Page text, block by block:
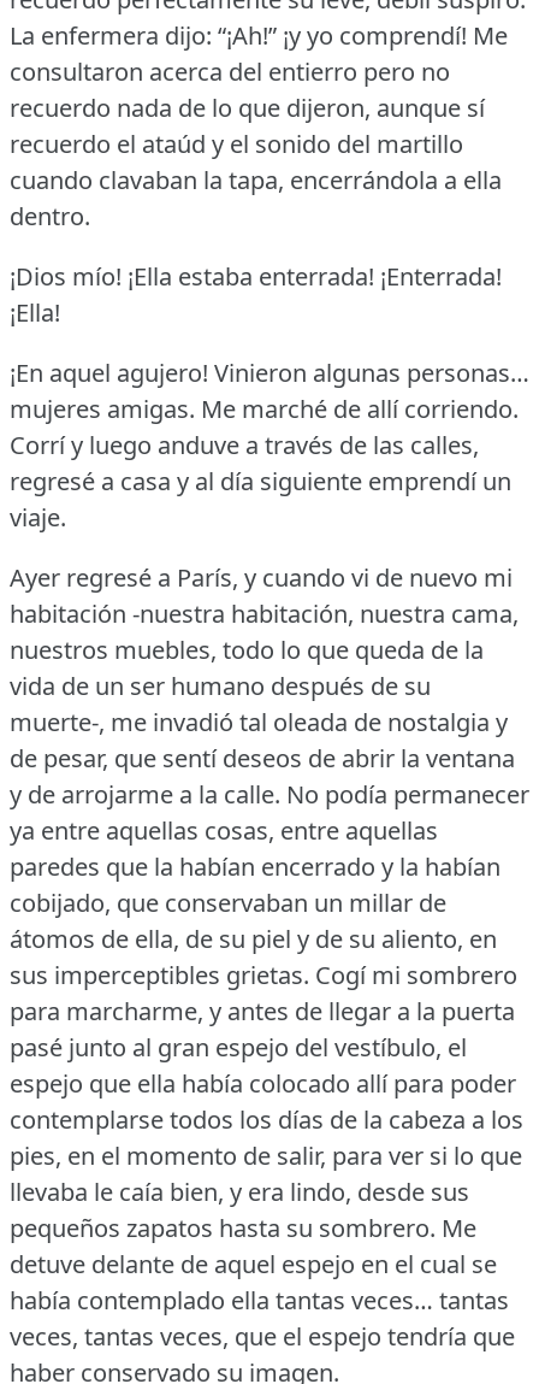
La enfermera dijo: “¡Ah!” ¡y yo comprendí! Me
consultaron acerca del entierro pero no
recuerdo nada de lo que dijeron, aunque sí
recuerdo el ataúd y el sonido del martillo
cuando clavaban la tapa, encerrándola a ella
dentro.
¡Dios mío! ¡Ella estaba enterrada! ¡Enterrada!
¡Ella!
¡En aquel agujero! Vinieron algunas personas…
mujeres amigas. Me marché de allí corriendo.
Corrí y luego anduve a través de las calles,
regresé a casa y al día siguiente emprendí un
viaje.
Ayer regresé a París, y cuando vi de nuevo mi
habitación -nuestra habitación, nuestra cama,
nuestros muebles, todo lo que queda de la
vida de un ser humano después de su
muerte-, me invadió tal oleada de nostalgia y
de pesar, que sentí deseos de abrir la ventana
y de arrojarme a la calle. No podía permanecer
ya entre aquellas cosas, entre aquellas
paredes que la habían encerrado y la habían
cobijado, que conservaban un millar de
átomos de ella, de su piel y de su aliento, en
sus imperceptibles grietas. Cogí mi sombrero
para marcharme, y antes de llegar a la puerta
pasé junto al gran espejo del vestíbulo, el
espejo que ella había colocado allí para poder
contemplarse todos los días de la cabeza a los
pies, en el momento de salir, para ver si lo que
llevaba le caía bien, y era lindo, desde sus
pequeños zapatos hasta su sombrero. Me
detuve delante de aquel espejo en el cual se
había contemplado ella tantas veces… tantas
veces, tantas veces, que el espejo tendría que
haber conservado su imagen.